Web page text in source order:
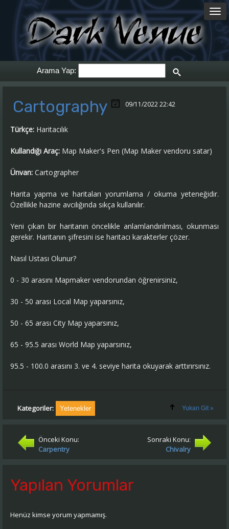
Arama Yap:
Cartography 09/11/2022 22:42
Türkçe: Haritacılık
Kullandığı Araç: Map Maker's Pen (Map Maker vendoru satar)
Ünvan: Cartographer
Harita yapma ve haritaları yorumlama / okuma yeteneğidir.
Özellikle hazine avcılığında sıkça kullanılır.
Yeni çıkan bir haritanın öncelikle anlamlandırılması, okunması
gerekir. Haritanın şifresini ise haritacı karakterler çözer.
Nasıl Ustası Olunur?
0 - 30 arasını Mapmaker vendorundan öğrenirsiniz,
30 - 50 arası Local Map yaparsınız,
50 - 65 arası City Map yaparsınız,
65 - 95.5 arası World Map yaparsınız,
95.5 - 100.0 arasını 3. ve 4. seviye harita okuyarak arttırırsınız.
Kategoriler: Yetenekler Yukarı Git »
Önceki Konu:
Carpentry
Sonraki Konu:
Chivalry
Yapılan Yorumlar
Henüz kimse yorum yapmamış.